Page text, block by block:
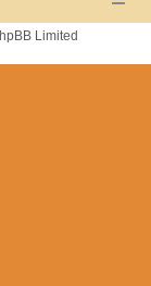
Limited